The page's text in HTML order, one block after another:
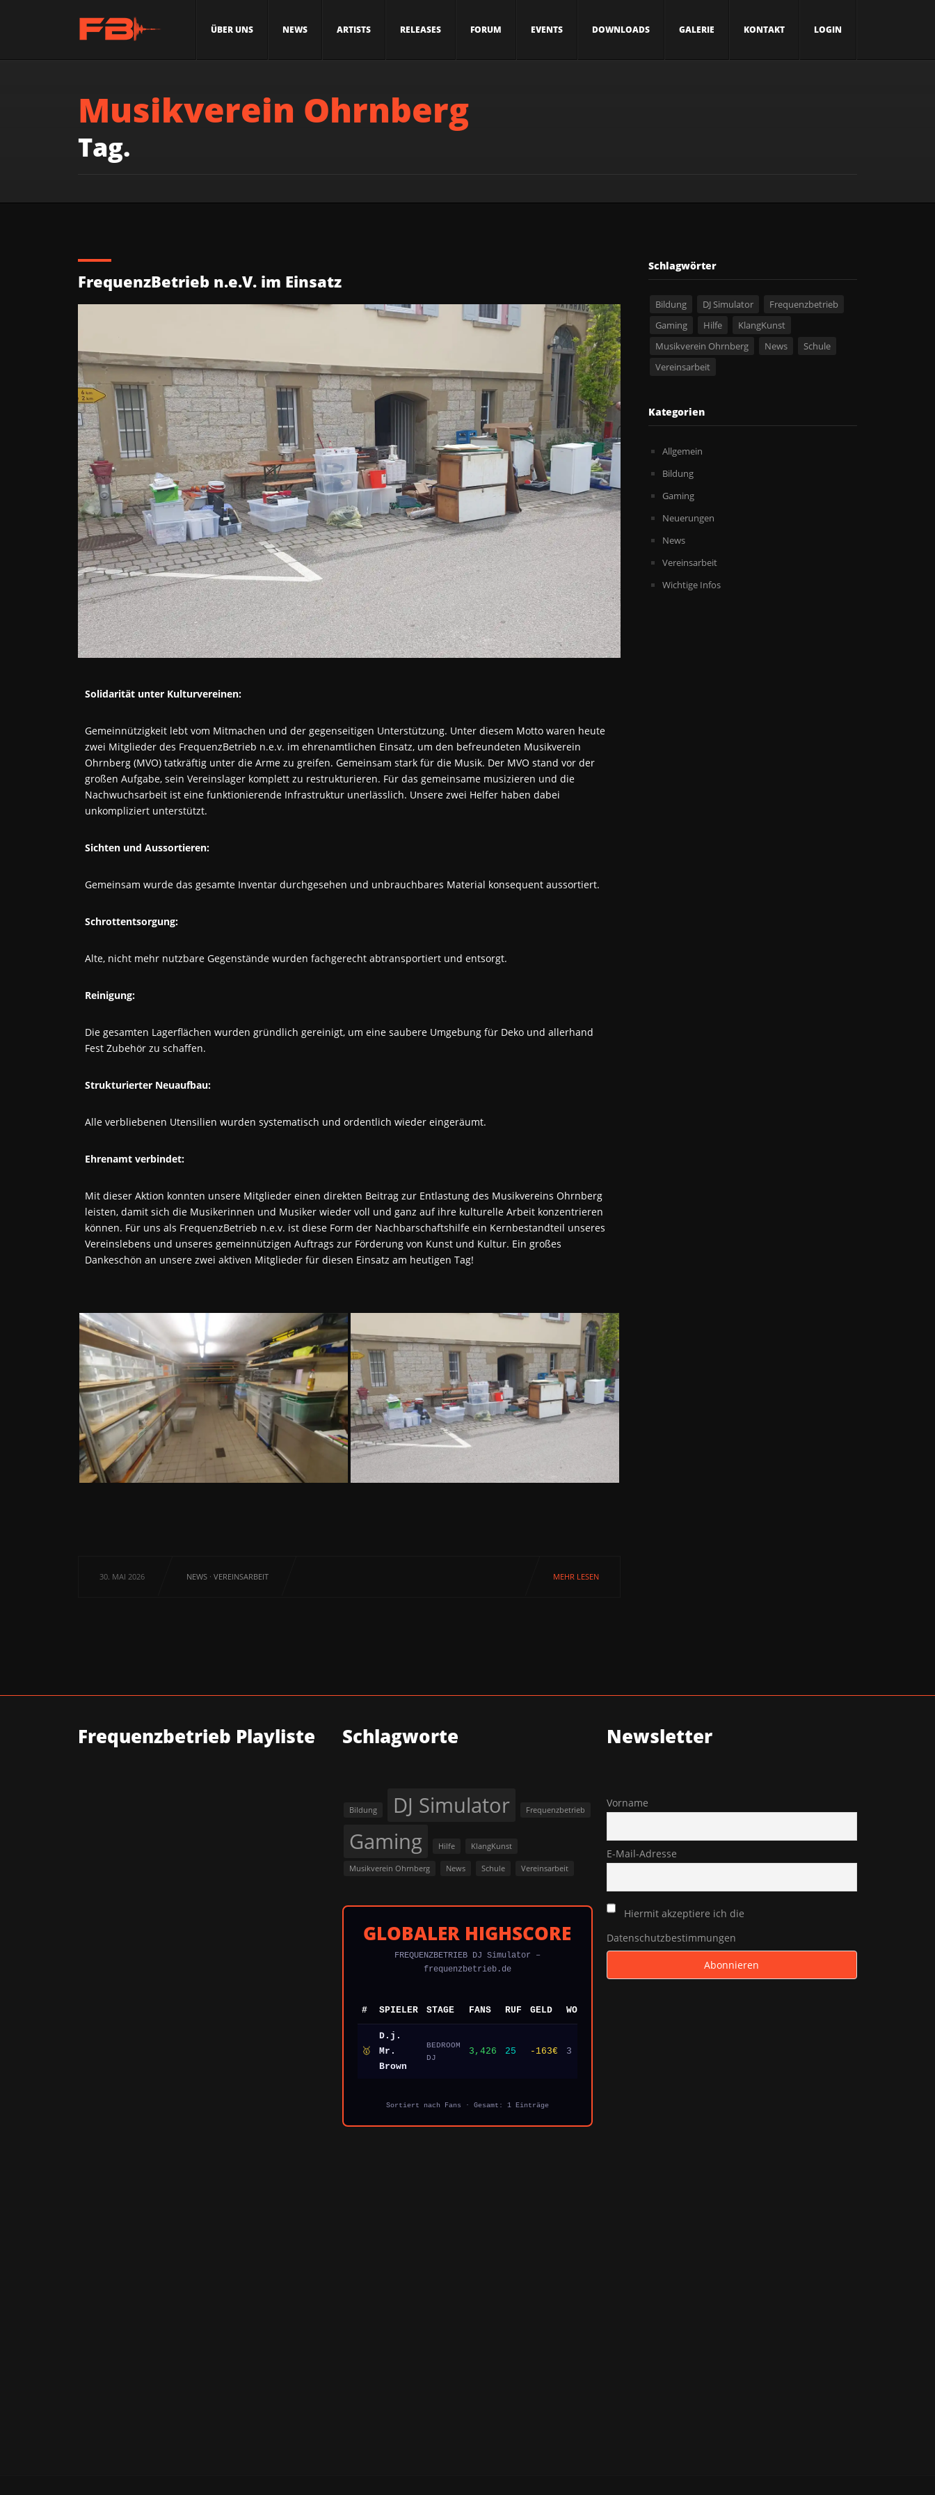
ÜBER UNS NEWS ARTISTS RELEASES FORUM EVENTS DOWNLOADS GALERIE KONTAKT LOGIN
Musikverein Ohrnberg
Tag.
FrequenzBetrieb n.e.V. im Einsatz
Solidarität unter Kulturvereinen:
Gemeinnützigkeit lebt vom Mitmachen und der gegenseitigen Unterstützung. Unter diesem Motto waren heute
zwei Mitglieder des FrequenzBetrieb n.e.v. im ehrenamtlichen Einsatz, um den befreundeten Musikverein
Ohrnberg (MVO) tatkräftig unter die Arme zu greifen. Gemeinsam stark für die Musik. Der MVO stand vor der
großen Aufgabe, sein Vereinslager komplett zu restrukturieren. Für das gemeinsame musizieren und die
Nachwuchsarbeit ist eine funktionierende Infrastruktur unerlässlich. Unsere zwei Helfer haben dabei
unkompliziert unterstützt.
Sichten und Aussortieren:
Gemeinsam wurde das gesamte Inventar durchgesehen und unbrauchbares Material konsequent aussortiert.
Schrottentsorgung:
Alte, nicht mehr nutzbare Gegenstände wurden fachgerecht abtransportiert und entsorgt.
Reinigung:
Die gesamten Lagerflächen wurden gründlich gereinigt, um eine saubere Umgebung für Deko und allerhand
Fest Zubehör zu schaffen.
Strukturierter Neuaufbau:
Alle verbliebenen Utensilien wurden systematisch und ordentlich wieder eingeräumt.
Ehrenamt verbindet:
Mit dieser Aktion konnten unsere Mitglieder einen direkten Beitrag zur Entlastung des Musikvereins Ohrnberg
leisten, damit sich die Musikerinnen und Musiker wieder voll und ganz auf ihre kulturelle Arbeit konzentrieren
können. Für uns als FrequenzBetrieb n.e.v. ist diese Form der Nachbarschaftshilfe ein Kernbestandteil unseres
Vereinslebens und unseres gemeinnützigen Auftrags zur Förderung von Kunst und Kultur. Ein großes
Dankeschön an unsere zwei aktiven Mitglieder für diesen Einsatz am heutigen Tag!
30. MAI 2026 NEWS · VEREINSARBEIT MEHR LESEN
Schlagwörter
Bildung DJ Simulator
Frequenzbetrieb
Gaming
Hilfe
KlangKunst
Musikverein Ohrnberg
News
Schule
Vereinsarbeit
Kategorien
Allgemein
Bildung
Gaming
Neuerungen
News
Vereinsarbeit
Wichtige Infos
Frequenzbetrieb Playliste Schlagworte
Bildung DJ Simulator Frequenzbetrieb
Gaming Hilfe KlangKunst
Musikverein Ohrnberg News Schule Vereinsarbeit
GLOBALER HIGHSCORE
FREQUENZBETRIEB DJ Simulator –
frequenzbetrieb.de
# SPIELER STAGE FANS RUF GELD WOCHEN
🥇
D.j.
Mr.
Brown
BEDROOM
DJ
3,426 25 -163€ 3
Sortiert nach Fans · Gesamt: 1 Einträge
Newsletter
Vorname
E-Mail-Adresse
Hiermit akzeptiere ich die
Datenschutzbestimmungen